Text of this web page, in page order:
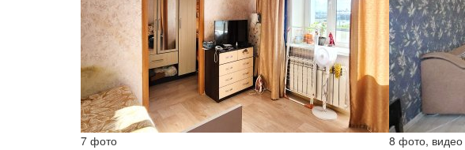
7 фото 8 фото, видео